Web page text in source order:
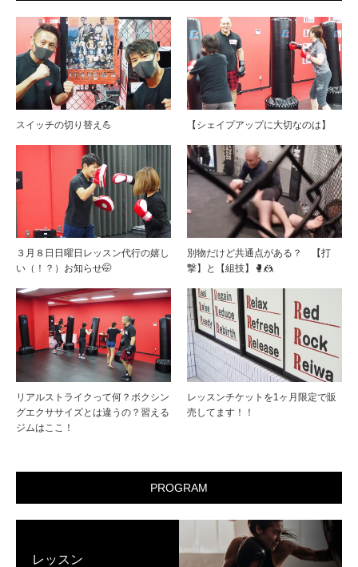
スイッチの切り替え💪 【シェイプアップに大切なのは】
３月８日日曜日レッスン代行の嬉し
い（！？）お知らせ🤭
別物だけど共通点がある？ 【打
撃】と【組技】🥊🤼
リアルストライクって何？ボクシン
グエクササイズとは違うの？習える
ジムはここ！
レッスンチケットを1ヶ月限定で販
売してます！！
PROGRAM
レッスン